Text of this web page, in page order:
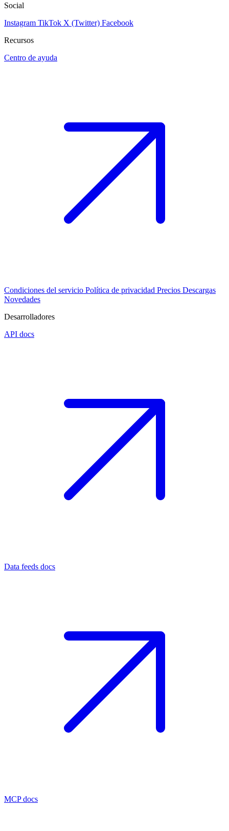
Social
Instagram TikTok X (Twitter) Facebook
Recursos
Centro de ayuda
Condiciones del servicio Política de privacidad Precios Descargas
Novedades
Desarrolladores
API docs
Data feeds docs
MCP docs